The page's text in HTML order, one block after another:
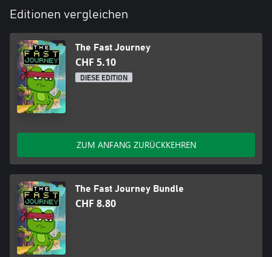
Editionen vergleichen
The Fast Journey
CHF 5.10
DIESE EDITION
ZUM ANFANG ZURÜCKKEHREN
The Fast Journey Bundle
CHF 8.80